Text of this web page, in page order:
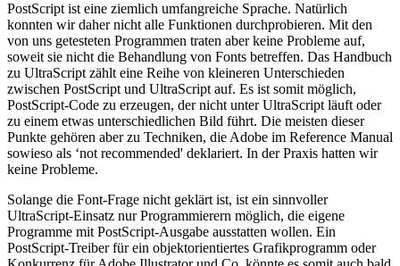
PostScript ist eine ziemlich umfangreiche Sprache. Natürlich
konnten wir daher nicht alle Funktionen durchprobieren. Mit den
von uns getesteten Programmen traten aber keine Probleme auf,
soweit sie nicht die Behandlung von Fonts betreffen. Das Handbuch
zu UltraScript zählt eine Reihe von kleineren Unterschieden
zwischen PostScript und UltraScript auf. Es ist somit möglich,
PostScript-Code zu erzeugen, der nicht unter UltraScript läuft oder
zu einem etwas unterschiedlichen Bild führt. Die meisten dieser
Punkte gehören aber zu Techniken, die Adobe im Reference Manual
sowieso als ‘not recommended' deklariert. In der Praxis hatten wir
keine Probleme.
Solange die Font-Frage nicht geklärt ist, ist ein sinnvoller
UltraScript-Einsatz nur Programmierern möglich, die eigene
Programme mit PostScript-Ausgabe ausstatten wollen. Ein
PostScript-Treiber für ein objektorientiertes Grafikprogramm oder